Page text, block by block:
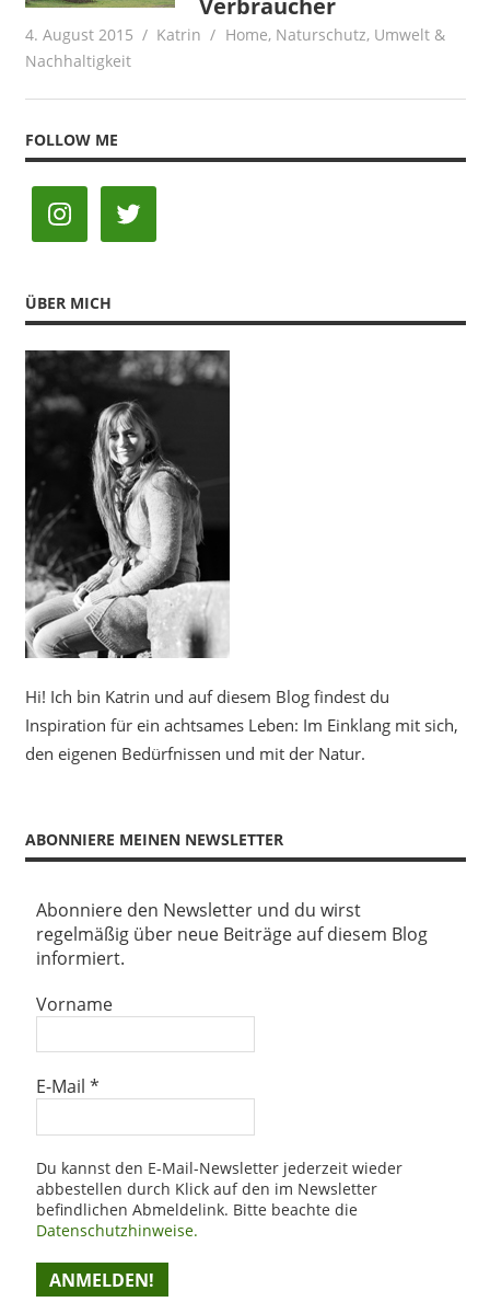
4. August 2015 Katrin Home, Naturschutz, Umwelt &
Nachhaltigkeit
FOLLOW ME
ÜBER MICH
Hi! Ich bin Katrin und auf diesem Blog findest du
Inspiration für ein achtsames Leben: Im Einklang mit sich,
den eigenen Bedürfnissen und mit der Natur.
ABONNIERE MEINEN NEWSLETTER
Abonniere den Newsletter und du wirst
regelmäßig über neue Beiträge auf diesem Blog
informiert.
Vorname
E-Mail *
Du kannst den E-Mail-Newsletter jederzeit wieder
abbestellen durch Klick auf den im Newsletter
befindlichen Abmeldelink. Bitte beachte die
Datenschutzhinweise.